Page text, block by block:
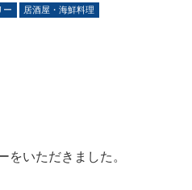
ー 居酒屋・海鮮料理
をいただきました。